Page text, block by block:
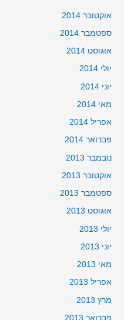
אוקטובר 2014
ספטמבר 2014
אוגוסט 2014
יולי 2014
יוני 2014
מאי 2014
אפריל 2014
פברואר 2014
נובמבר 2013
אוקטובר 2013
ספטמבר 2013
אוגוסט 2013
יולי 2013
יוני 2013
מאי 2013
אפריל 2013
מרץ 2013
פברואר 2013